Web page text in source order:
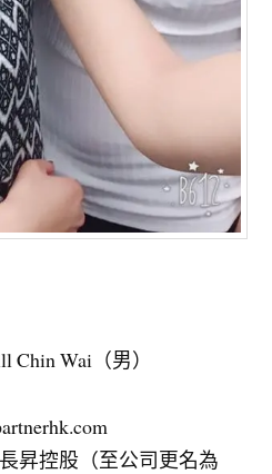
Chin Wai（男）
昇控股（至公司更名為